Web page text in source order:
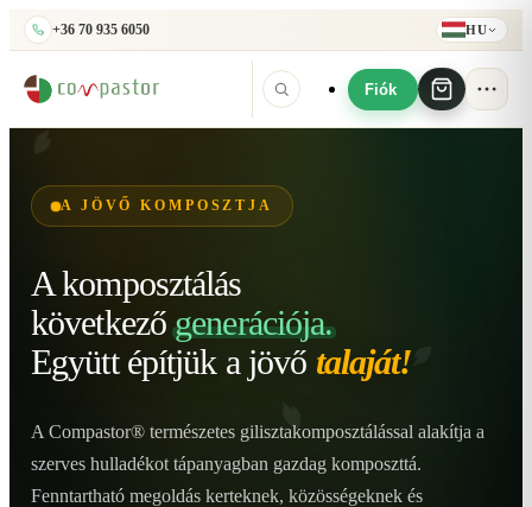
+36 70 935 6050 HU
Fiók
A JÖVŐ KOMPOSZTJA
A komposztálás
következő generációja.
Együtt építjük a jövő talaját!
A Compastor® természetes gilisztakomposztálással alakítja a
szerves hulladékot tápanyagban gazdag komposzttá.
Fenntartható megoldás kerteknek, közösségeknek és